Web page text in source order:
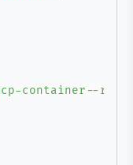
container--